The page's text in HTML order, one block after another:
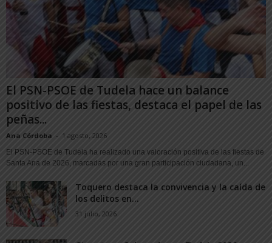
El PSN-PSOE de Tudela hace un balance
positivo de las fiestas, destaca el papel de las
peñas...
Ana Córdoba - 1 agosto, 2026
El PSN-PSOE de Tudela ha realizado una valoración positiva de las fiestas de
Santa Ana de 2026, marcadas por una gran participación ciudadana, un...
Toquero destaca la convivencia y la caída de
los delitos en...
31 julio, 2026